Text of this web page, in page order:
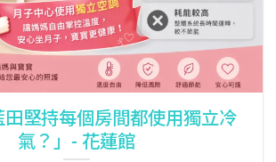
田堅持每個房間都使用獨立冷
氣？」- 花蓮館